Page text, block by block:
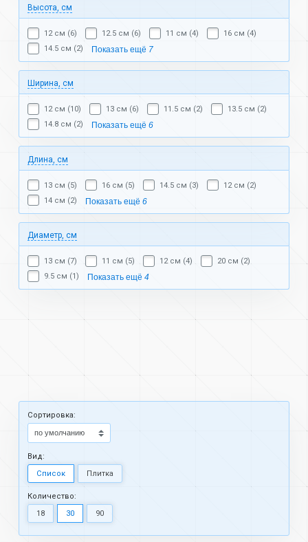
Высота, см
12 см (6) 12.5 см (6) 11 см (4)
16 см (4)
14.5 см (2)
Показать ещё 7
Ширина, см
12 см (10) 13 см (6) 11.5 см (2)
13.5 см (2)
14.8 см (2)
Показать ещё 6
Длина, см
13 см (5) 16 см (5) 14.5 см (3)
12 см (2)
14 см (2)
Показать ещё 6
Диаметр, см
13 см (7) 11 см (5) 12 см (4)
20 см (2)
9.5 см (1)
Показать ещё 4
Cортировка:
Вид:
Список
Плитка
Количество:
18
30 90